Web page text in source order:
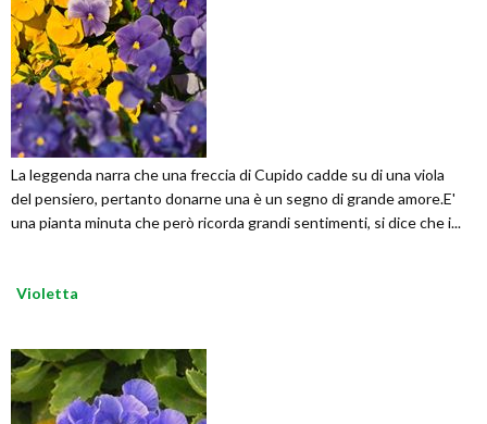
La leggenda narra che una freccia di Cupido cadde su di una viola
del pensiero, pertanto donarne una è un segno di grande amore.E'
una pianta minuta che però ricorda grandi sentimenti, si dice che i...
Violetta